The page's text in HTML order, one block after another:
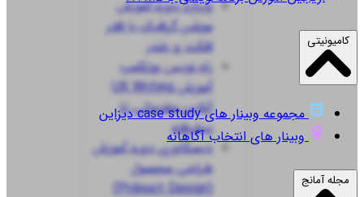
ویزارددوره آموزش
موشن گرافیک با افتر
افکت و بلندر
راه نویسبوتکمپ
آموزش UX Writing
آنلاین مقدماتی تا
پیشرفته
دیسکاوریدوره آموزش
طراحی محصول
کامیونیتی
مجموعه وبینار های case study دیزاین
وبینار های انتخاب آگاهانه
مجله آمانج